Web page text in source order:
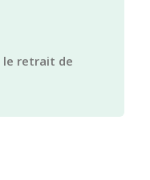
le retrait de